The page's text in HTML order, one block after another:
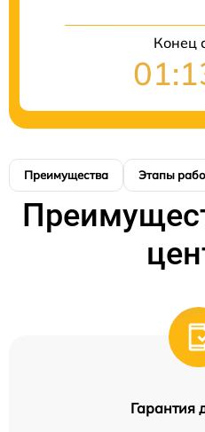
Конец
Преимущества Этапы
Гарантия